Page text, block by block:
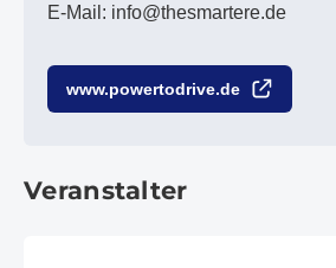
E-Mail: info@thesmartere.de
www.powertodrive.de
Veranstalter